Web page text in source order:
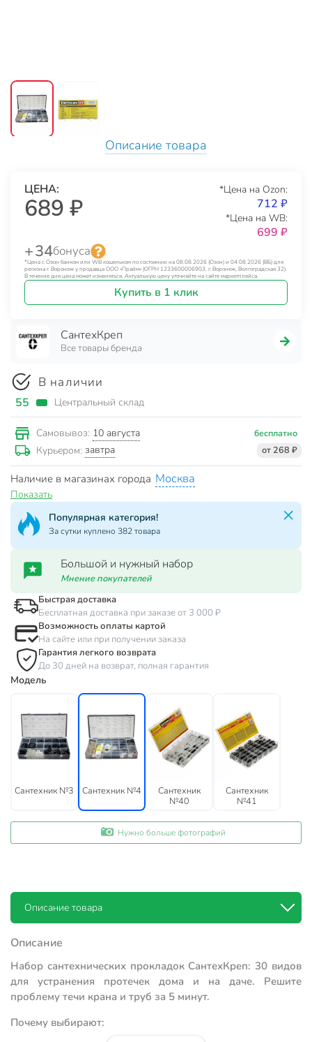
Описание товара
ЦЕНА:
689 ₽
*Цена на Ozon:
712 ₽
*Цена на WB:
699 ₽
+ 34бонуса
*Цена с Озон банком или WB кошельком по состоянию на 08.08.2026 (Озон) и 04.08.2026 (ВБ) для
региона г. Воронеж у продавца ООО «Прайм» (ОГРН 1233600006903, г. Воронеж, Волгоградская 32).
В течение дня цена может изменяться. Актуальную цену уточняйте на сайте маркетплейса.
Купить в 1 клик
СантехКреп
Все товары бренда
В наличии
55 Центральный склад
Самовывоз: 10 августа бесплатно
Курьером: завтра от 268 ₽
Наличие в магазинах города Москва
Показать
Популярная категория!
За сутки куплено 382 товара
Большой и нужный набор
Мнение покупателей
Быстрая доставка
Бесплатная доставка при заказе от 3 000 ₽
Возможность оплаты картой
На сайте или при получении заказа
Гарантия легкого возврата
До 30 дней на возврат, полная гарантия
Модель
Сантехник №3 Сантехник №4
Сантехник
№40
Сантехник
№41
Нужно больше фотографий
Описание товара
Описание
Набор сантехнических прокладок СантехКреп: 30 видов
для устранения протечек дома и на даче. Решите
проблему течи крана и труб за 5 минут.
Почему выбирают: